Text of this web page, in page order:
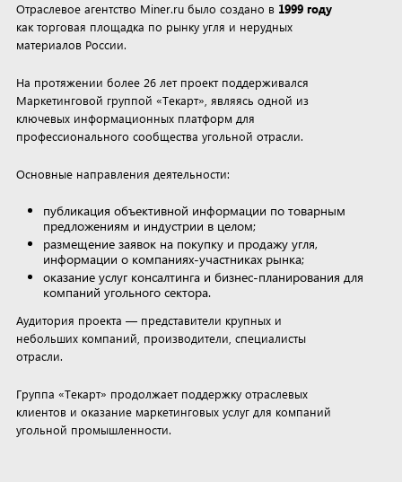
Отраслевое агентство Miner.ru было создано в 1999 году
как торговая площадка по рынку угля и нерудных
материалов России.
На протяжении более 26 лет проект поддерживался
Маркетинговой группой «Текарт», являясь одной из
ключевых информационных платформ для
профессионального сообщества угольной отрасли.
Основные направления деятельности:
публикация объективной информации по товарным
предложениям и индустрии в целом;
размещение заявок на покупку и продажу угля,
информации о компаниях-участниках рынка;
оказание услуг консалтинга и бизнес-планирования для
компаний угольного сектора.
Аудитория проекта — представители крупных и
небольших компаний, производители, специалисты
отрасли.
Группа «Текарт» продолжает поддержку отраслевых
клиентов и оказание маркетинговых услуг для компаний
угольной промышленности.